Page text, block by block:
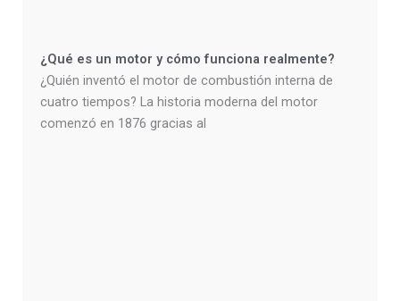
¿Qué es un motor y cómo funciona realmente?
¿Quién inventó el motor de combustión interna de
cuatro tiempos? La historia moderna del motor
comenzó en 1876 gracias al